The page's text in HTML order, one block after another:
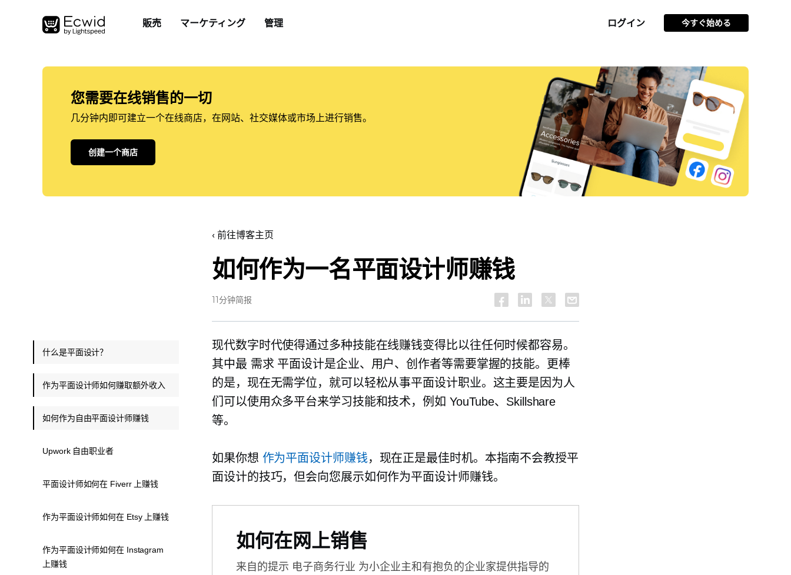
販売 マーケティング 管理 ログイン 今すぐ始める
您需要在线销售的一切
几分钟内即可建立一个在线商店，在网站、社交媒体或市场上进行销售。
创建一个商店
‹ 前往博客主页
如何作为一名平面设计师赚钱
11分钟简报
现代数字时代使得通过多种技能在线赚钱变得比以往任何时候都容易。
其中最 需求平面设计是企业、用户、创作者等需要掌握的技能。更棒
的是，现在无需学位，就可以轻松从事平面设计职业。这主要是因为人
们可以使用众多平台来学习技能和技术，例如 YouTube、Skillshare
等。
如果你想 作为平面设计师赚钱，现在正是最佳时机。本指南不会教授平
面设计的技巧，但会向您展示如何作为平面设计师赚钱。
如何在网上销售
来自的提示 电子商务行业 为小企业主和有抱负的企业家提供指导的
什么是平面设计？
作为平面设计师如何赚取额外收入
如何作为自由平面设计师赚钱
Upwork 自由职业者
平面设计师如何在 Fiverr 上赚钱
作为平面设计师如何在 Etsy 上赚钱
作为平面设计师如何在 Instagram
上赚钱